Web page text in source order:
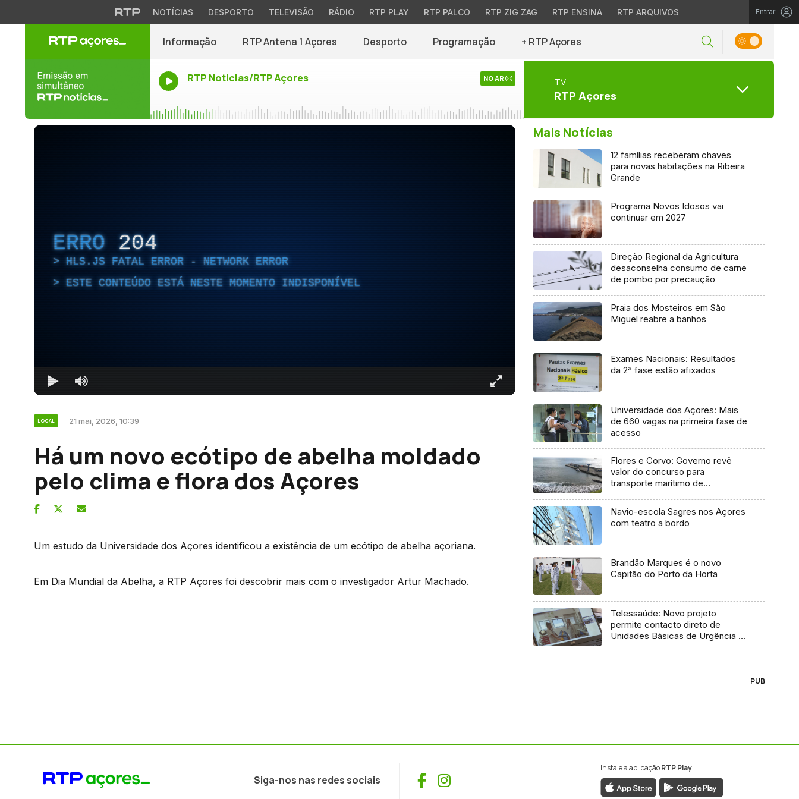
NOTÍCIAS DESPORTO TELEVISÃO RÁDIO RTP PLAY RTP PALCO RTP ZIG ZAG RTP ENSINA RTP ARQUIVOS Entrar
Informação RTP Antena 1 Açores Desporto Programação + RTP Açores
RTP Noticias/RTP Açores NO AR TV
RTP Açores
ERRO 204
HLS.JS FATAL ERROR - NETWORK ERROR
ESTE CONTEÚDO ESTÁ NESTE MOMENTO INDISPONÍVEL
LOCAL 21 mai, 2026, 10:39
Há um novo ecótipo de abelha moldado
pelo clima e flora dos Açores
Um estudo da Universidade dos Açores identificou a existência de um ecótipo de abelha açoriana.
Em Dia Mundial da Abelha, a RTP Açores foi descobrir mais com o investigador Artur Machado.
Mais Notícias
12 famílias receberam chaves
para novas habitações na Ribeira
Grande
Programa Novos Idosos vai
continuar em 2027
Direção Regional da Agricultura
desaconselha consumo de carne
de pombo por precaução
Praia dos Mosteiros em São
Miguel reabre a banhos
Exames Nacionais: Resultados
da 2ª fase estão afixados
Universidade dos Açores: Mais
de 660 vagas na primeira fase de
acesso
Flores e Corvo: Governo revê
valor do concurso para
transporte marítimo de
Navio-escola Sagres nos Açores
com teatro a bordo
Brandão Marques é o novo
Capitão do Porto da Horta
Telessaúde: Novo projeto
permite contacto direto de
Unidades Básicas de Urgência e
PUB
Siga-nos nas redes sociais Facebook
Instagram
Instale a aplicaçãoRTP Play